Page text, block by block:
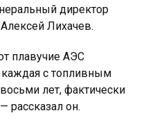
директор
Лихачев.
плавучие АЭС
с топливным
лет, фактически
рассказал он.